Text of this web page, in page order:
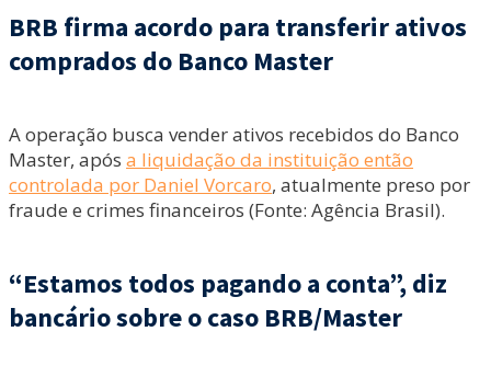
BRB firma acordo para transferir ativos
comprados do Banco Master
A operação busca vender ativos recebidos do Banco
Master, após a liquidação da instituição então
controlada por Daniel Vorcaro, atualmente preso por
fraude e crimes financeiros (Fonte: Agência Brasil).
“Estamos todos pagando a conta”, diz
bancário sobre o caso BRB/Master